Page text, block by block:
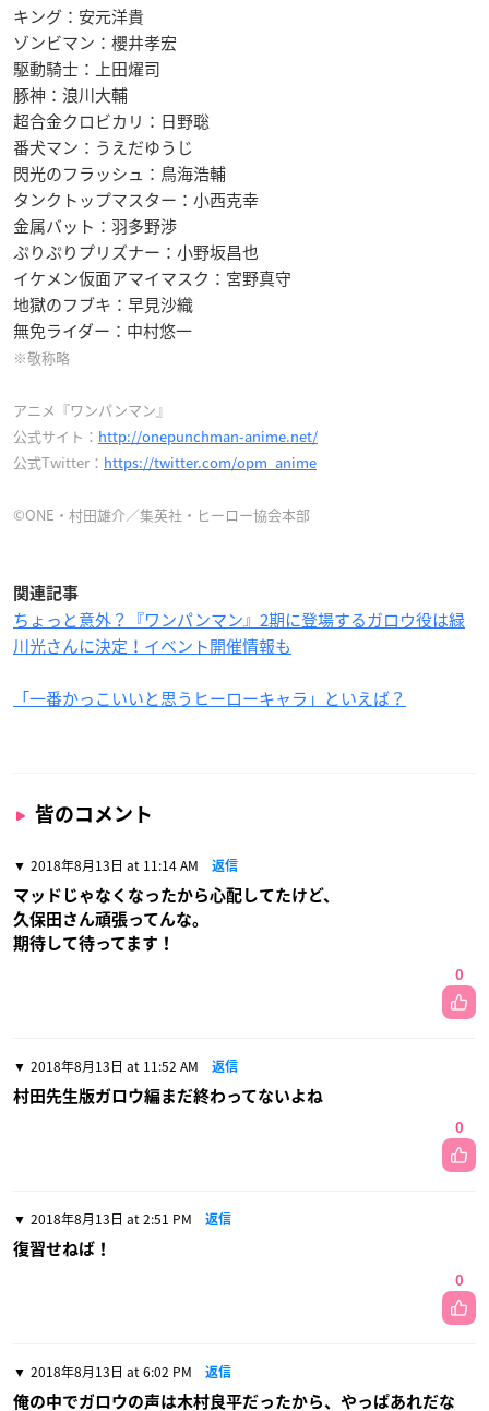
キング：安元洋貴
ゾンビマン：櫻井孝宏
駆動騎士：上田燿司
豚神：浪川大輔
超合金クロビカリ：日野聡
番犬マン：うえだゆうじ
閃光のフラッシュ：鳥海浩輔
タンクトップマスター：小西克幸
金属バット：羽多野渉
ぷりぷりプリズナー：小野坂昌也
イケメン仮面アマイマスク：宮野真守
地獄のフブキ：早見沙織
無免ライダー：中村悠一
※敬称略
アニメ『ワンパンマン』
公式サイト： http://onepunchman-anime.net/
公式Twitter： https://twitter.com/opm_anime
©ONE・村田雄介／集英社・ヒーロー協会本部
関連記事
ちょっと意外？『ワンパンマン』2期に登場するガロウ役は緑
川光さんに決定！イベント開催情報も
「一番かっこいいと思うヒーローキャラ」といえば？
皆のコメント
2018年8月13日 at 11:14 AM 返信
マッドじゃなくなったから心配してたけど、
久保田さん頑張ってんな。
期待して待ってます！
0
2018年8月13日 at 11:52 AM 返信
村田先生版ガロウ編まだ終わってないよね
0
2018年8月13日 at 2:51 PM 返信
復習せねば！
0
2018年8月13日 at 6:02 PM 返信
俺の中でガロウの声は木村良平だったから、やっぱあれだな